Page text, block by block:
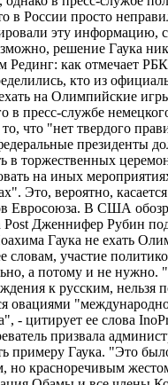
в России просто
эту информацию,
решение Гаука
Рединг: как отмечает
кто из
на Олимпийские
в пресс-службе
что "нет твердого
президенты
в торжественных
на иных
Это, вероятно,
Евросоюза. В США
Post Дженнифер Рубин
Гаука не ехать
словам, участие
а потому и не нужно.
к русским, нельзя
овациями
- цитирует ее слова
призвала
примеру Гаука. "Это
но красноречивым